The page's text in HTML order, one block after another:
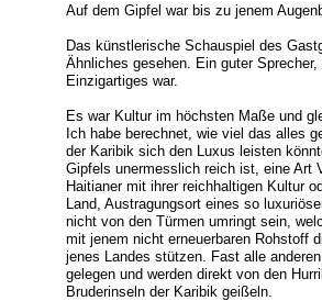
Auf dem Gipfel war bis zu jenem
Das künstlerische Schauspiel des
Ähnliches gesehen. Ein guter
Einzigartiges war.
Es war Kultur im höchsten Maße und
Ich habe berechnet, wie viel das alles
der Karibik sich den Luxus leisten
Gipfels unermesslich reich ist, eine Art
Haitianer mit ihrer reichhaltigen Kultur
Land, Austragungsort eines so
nicht von den Türmen umringt sein,
mit jenem nicht erneuerbaren Rohstoff
jenes Landes stützen. Fast alle
gelegen und werden direkt von den
Bruderinseln der Karibik geißeln.